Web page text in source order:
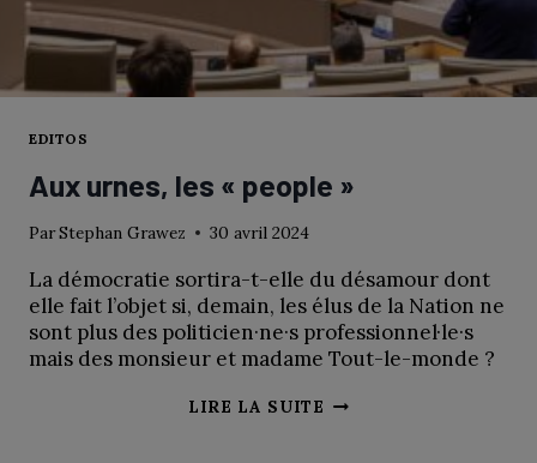
EDITOS
Aux urnes, les « people »
ParStephan Grawez 30 avril 2024
La démocratie sortira-t-elle du désamour dont
elle fait l’objet si, demain, les élus de la Nation ne
sont plus des politicien·ne·s professionnel·le·s
mais des monsieur et madame Tout-le-monde ?
LIRE LA SUITE AUX